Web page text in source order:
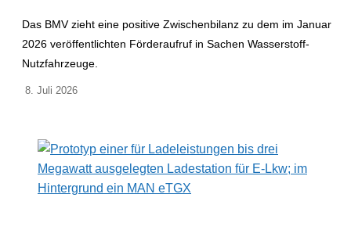
Das BMV zieht eine positive Zwischenbilanz zu dem im Januar
2026 veröffentlichten Förderaufruf in Sachen Wasserstoff-
Nutzfahrzeuge.
8. Juli 2026